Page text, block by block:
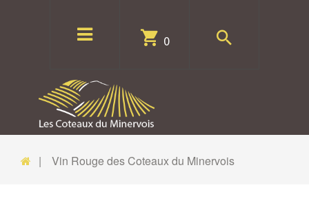
0
Vin Rouge des Coteaux du Minervois